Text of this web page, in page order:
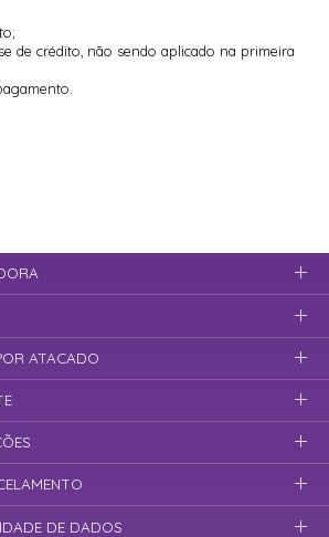
de crédito, não sendo aplicado na primeira
ATACADO
DE DADOS